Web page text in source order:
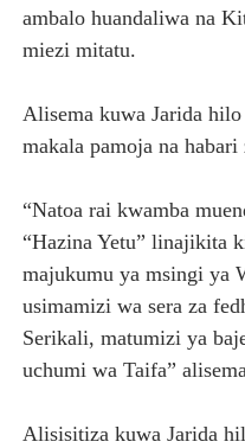
ambalo huandaliwa na
miezi mitatu.
Alisema kuwa Jarida
makala pamoja na
“Natoa rai kwamba
“Hazina Yetu” linajikita
majukumu ya msingi ya
usimamizi wa sera za
Serikali, matumizi ya
uchumi wa Taifa”
Alisisitiza kuwa Jarida